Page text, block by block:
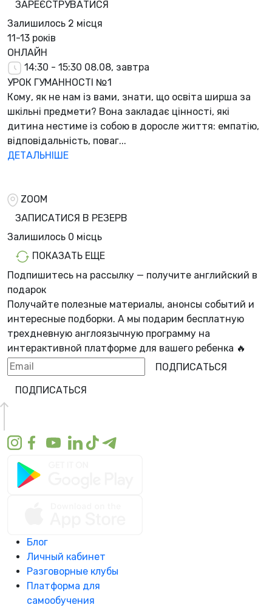
ЗАРЕЄСТРУВАТИСЯ
Залишилось 2 місця
11-13 років
ОНЛАЙН
14:30 - 15:30 08.08, завтра
УРОК ГУМАННОСТІ №1
Кому, як не нам із вами, знати, що освіта ширша за
шкільні предмети? Вона закладає цінності, які
дитина нестиме із собою в доросле життя: емпатію,
відповідальність, поваг...
ДЕТАЛЬНІШЕ
ZOOM
ЗАПИСАТИСЯ В РЕЗЕРВ
Залишилось 0 місць
ПОКАЗАТЬ ЕЩЕ
Подпишитесь на рассылку — получите английский в
подарок
Получайте полезные материалы, анонсы событий и
интересные подборки. А мы подарим бесплатную
трехдневную англоязычную программу на
интерактивной платформе для вашего ребенка 🔥
ПОДПИСАТЬСЯ
ПОДПИСАТЬСЯ
Блог
Личный кабинет
Разговорные клубы
Платформа для
самообучения